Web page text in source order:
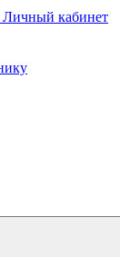
Личный кабинет